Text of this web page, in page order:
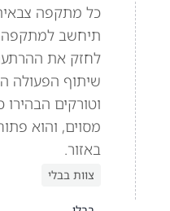
כל מתקפה
תיחשב
לחזק את
שיתוף הפעולה
וטורקים הבהירו
מסוים, והוא
באזור.
צוות בבלי